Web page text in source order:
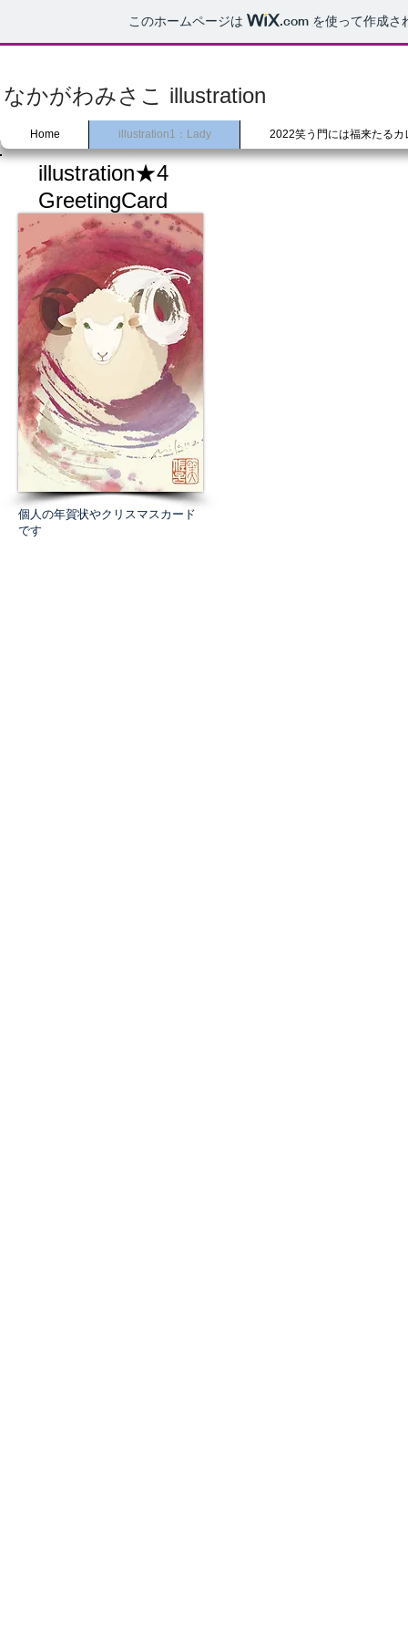
このホームページは .comを使って作成さ
なかがわみさこ illustration
Home illustration1：Lady 2022笑う門には福来たるカ
illustration★4
GreetingCard
個人の年賀状やクリスマスカード
です